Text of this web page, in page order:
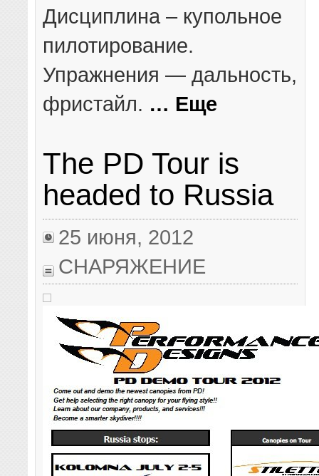
Дисциплина – купольное
пилотирование.
Упражнения — дальность,
фристайл. … Еще
The PD Tour is
headed to Russia
25 июня, 2012
СНАРЯЖЕНИЕ